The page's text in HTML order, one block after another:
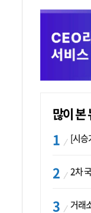
많이 본
[시승기] “
2차 국민성장
거래소